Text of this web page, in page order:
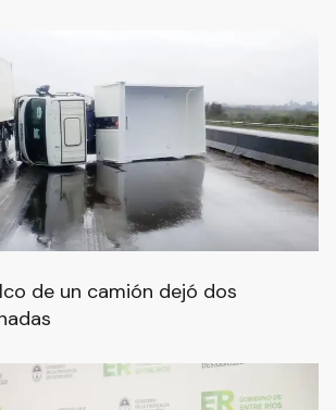
de un camión dejó dos